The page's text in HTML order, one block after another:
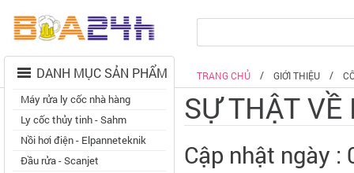
TRANG CHỦ GIỚI THIỆU
DANH MỤC SẢN PHẨM
Máy rửa ly cốc nhà hàng
Ly cốc thủy tinh - Sahm
Nồi hơi điện - Elpanneteknik
Đầu rửa - Scanjet
SỰ THẬT VỀ
Cập nhật ngày :